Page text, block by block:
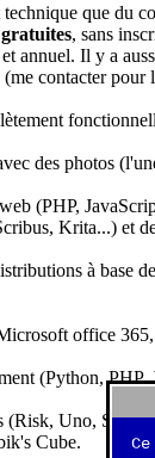
que du
, sans
annuel. Il y a
contacter pour
des photos
(PHP,
Krita...) et
à base
office
(Python,
(Risk, Uno,
Cube.